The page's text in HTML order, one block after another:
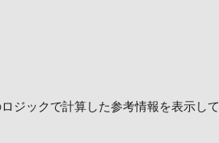
ジックで計算した参考情報を表示して